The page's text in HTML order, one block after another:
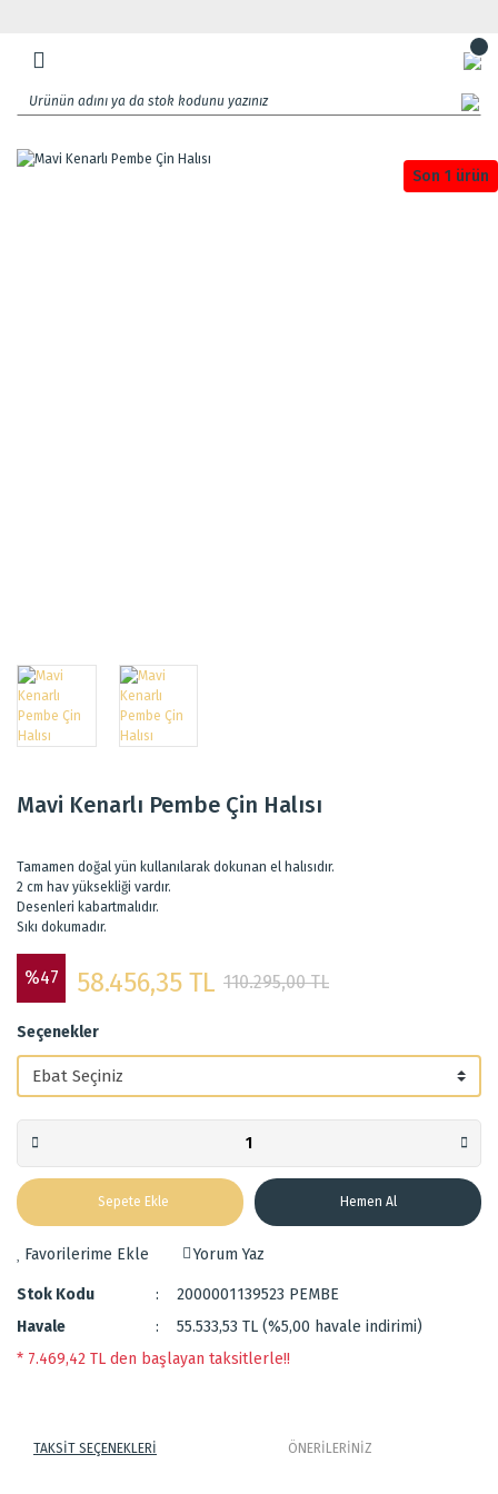
Son 1 ürün
Mavi Kenarlı Pembe Çin Halısı
Tamamen doğal yün kullanılarak dokunan el halısıdır.
2 cm hav yüksekliği vardır.
Desenleri kabartmalıdır.
Sıkı dokumadır.
%47 58.456,35 TL 110.295,00 TL
Seçenekler
Sepete Ekle Hemen Al
Yorum Yaz
Stok Kodu
2000001139523 PEMBE
Havale
55.533,53 TL (%5,00 havale indirimi)
* 7.469,42 TL den başlayan taksitlerle!!
TAKSİT SEÇENEKLERİ ÖNERİLERİNİZ